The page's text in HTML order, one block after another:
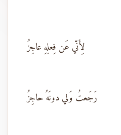
لِأَنّي عَن فِعلِهِ عاجِزُ
رَجَعتُ وَلي دونَهُ حاجِزُ